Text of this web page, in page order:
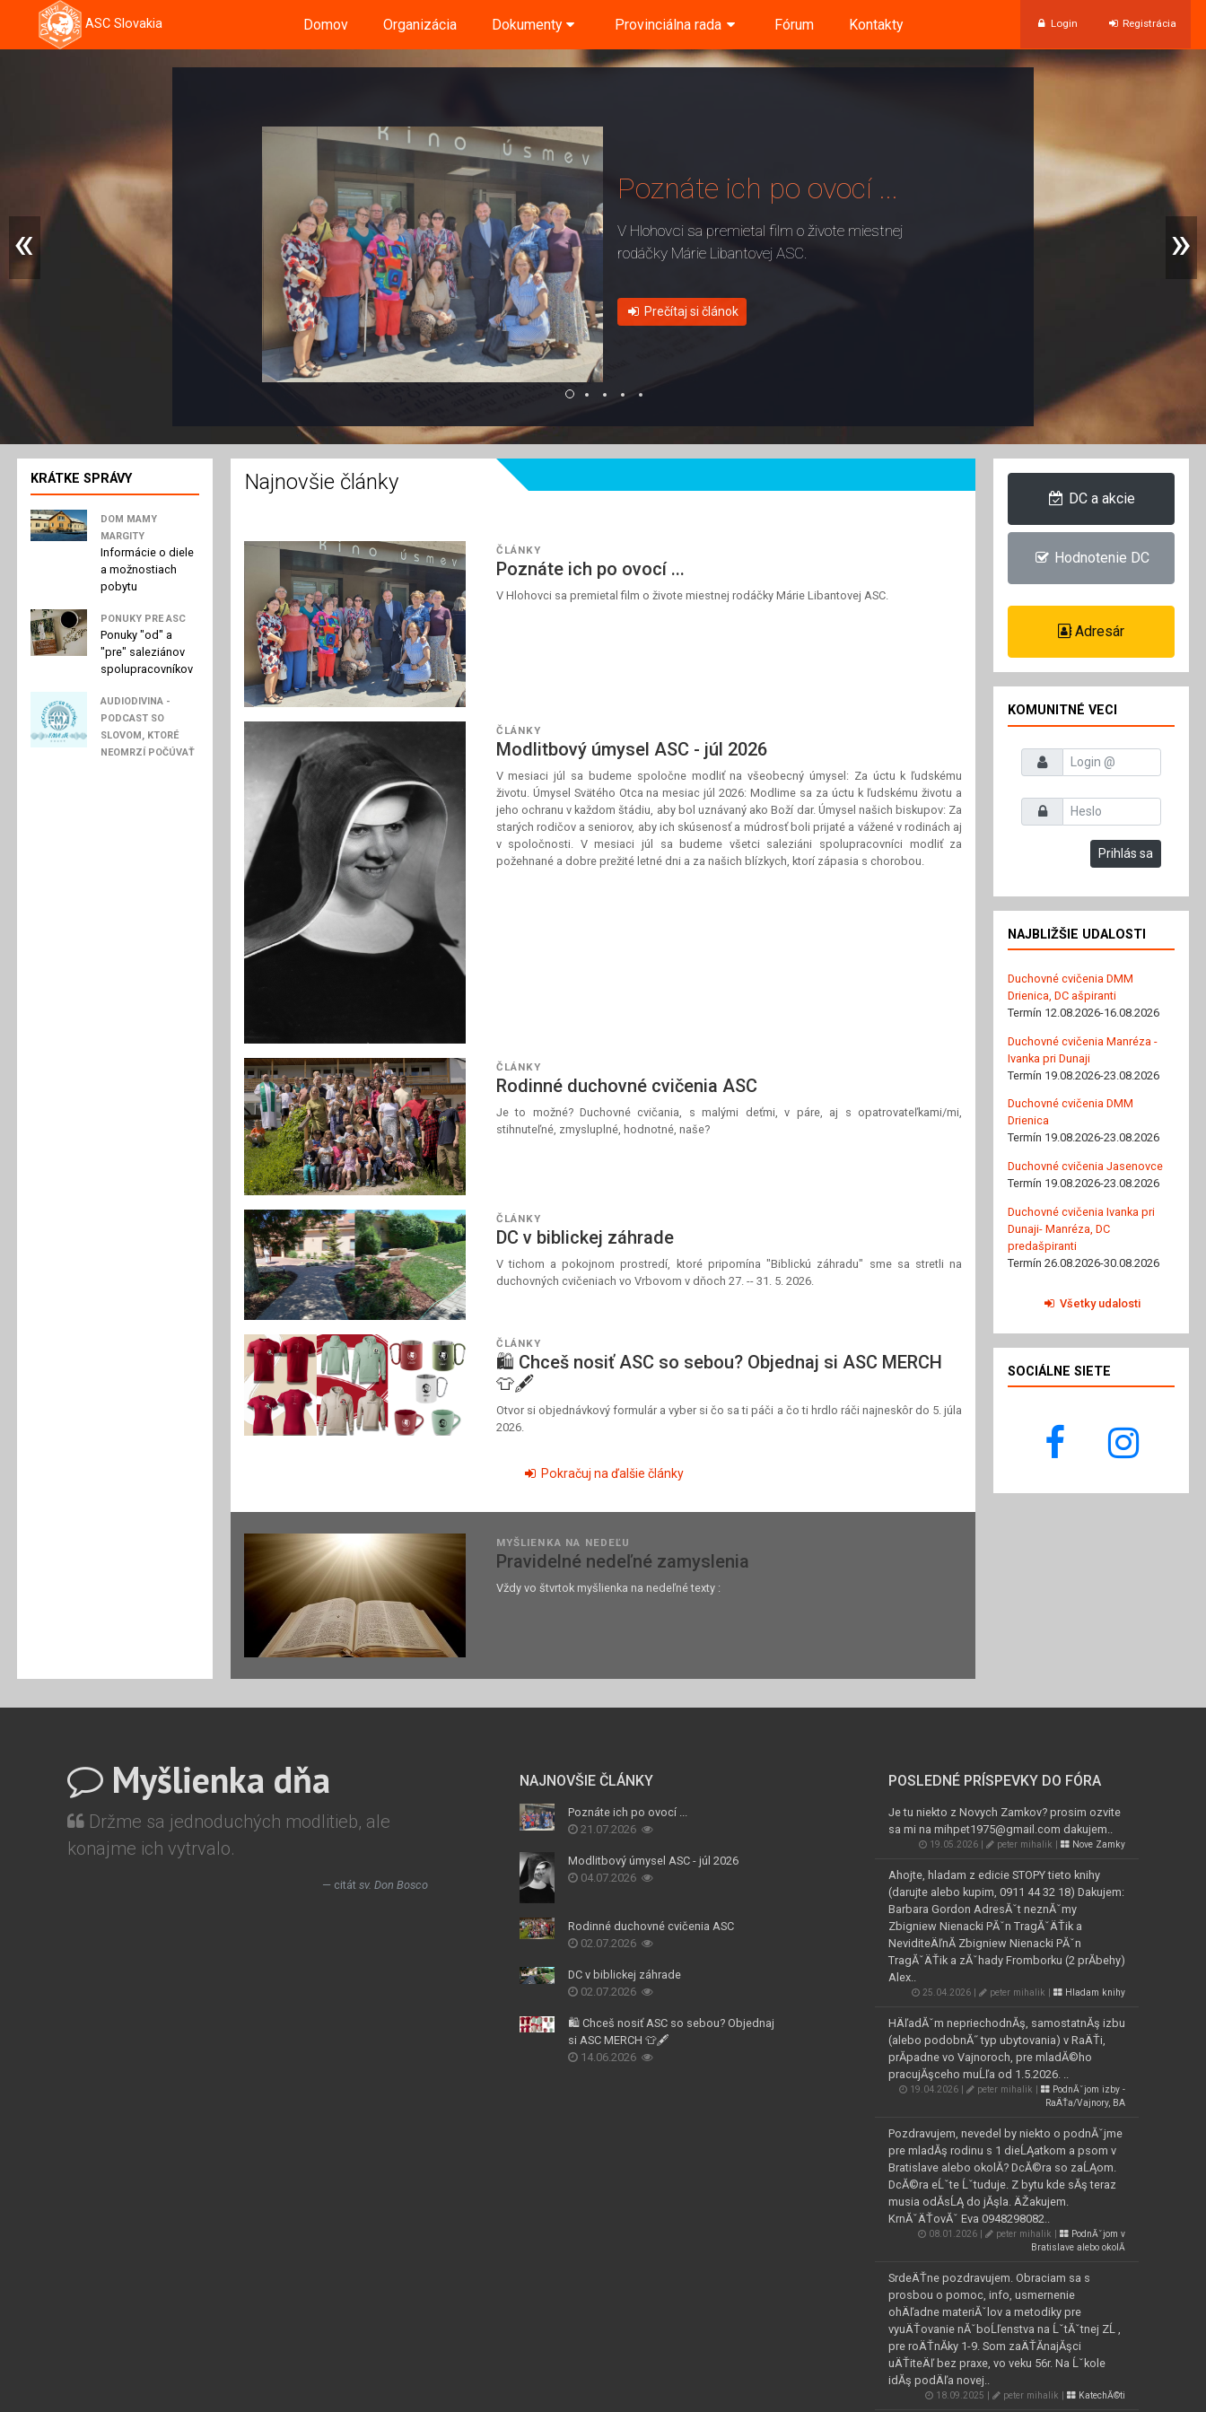
ASC Slovakia Domov Organizácia Dokumenty Provinciálna rada Fórum Kontakty Login Registrácia
Poznáte ich po ovocí ...
V Hlohovci sa premietal film o živote miestnej
rodáčky Márie Libantovej ASC.
Prečítaj si článok
« »
KRÁTKE SPRÁVY
DOM MAMY
MARGITY
Informácie o diele
a možnostiach
pobytu
PONUKY PRE ASC
Ponuky "od" a
"pre" saleziánov
spolupracovníkov
AUDIODIVINA -
PODCAST SO
SLOVOM, KTORÉ
NEOMRZÍ POČÚVAŤ
Najnovšie články
ČLÁNKY
Poznáte ich po ovocí ...
V Hlohovci sa premietal film o živote miestnej rodáčky Márie Libantovej ASC.
ČLÁNKY
Modlitbový úmysel ASC - júl 2026
V mesiaci júl sa budeme spoločne modliť na všeobecný úmysel: Za úctu k ľudskému
životu. Úmysel Svätého Otca na mesiac júl 2026: Modlime sa za úctu k ľudskému životu a
jeho ochranu v každom štádiu, aby bol uznávaný ako Boží dar. Úmysel našich biskupov: Za
starých rodičov a seniorov, aby ich skúsenosť a múdrosť boli prijaté a vážené v rodinách aj
v spoločnosti. V mesiaci júl sa budeme všetci saleziáni spolupracovníci modliť za
požehnané a dobre prežité letné dni a za našich blízkych, ktorí zápasia s chorobou.
ČLÁNKY
Rodinné duchovné cvičenia ASC
Je to možné? Duchovné cvičania, s malými deťmi, v páre, aj s opatrovateľkami/mi,
stihnuteľné, zmysluplné, hodnotné, naše?
ČLÁNKY
DC v biblickej záhrade
V tichom a pokojnom prostredí, ktoré pripomína "Biblickú záhradu" sme sa stretli na
duchovných cvičeniach vo Vrbovom v dňoch 27. -- 31. 5. 2026.
ČLÁNKY
🛍️ Chceš nosiť ASC so sebou? Objednaj si ASC MERCH
👕🖋️
Otvor si objednávkový formulár a vyber si čo sa ti páči a čo ti hrdlo ráči najneskôr do 5. júla
2026.
Pokračuj na ďalšie články
MYŠLIENKA NA NEDEĽU
Pravidelné nedeľné zamyslenia
Vždy vo štvrtok myšlienka na nedeľné texty :
DC a akcie
Hodnotenie DC
Adresár
KOMUNITNÉ VECI
Prihlasovacie meno
Heslo
Prihlás sa
NAJBLIŽŠIE UDALOSTI
Duchovné cvičenia DMM
Drienica, DC ašpiranti
Termín 12.08.2026-16.08.2026
Duchovné cvičenia Manréza -
Ivanka pri Dunaji
Termín 19.08.2026-23.08.2026
Duchovné cvičenia DMM
Drienica
Termín 19.08.2026-23.08.2026
Duchovné cvičenia Jasenovce
Termín 19.08.2026-23.08.2026
Duchovné cvičenia Ivanka pri
Dunaji- Manréza, DC
predašpiranti
Termín 26.08.2026-30.08.2026
Všetky udalosti
SOCIÁLNE SIETE
Myšlienka dňa
Držme sa jednoduchých modlitieb, ale
konajme ich vytrvalo.
citát sv. Don Bosco
NAJNOVŠIE ČLÁNKY
Poznáte ich po ovocí ...
21.07.2026
Modlitbový úmysel ASC - júl 2026
04.07.2026
Rodinné duchovné cvičenia ASC
02.07.2026
DC v biblickej záhrade
02.07.2026
🛍️ Chceš nosiť ASC so sebou? Objednaj
si ASC MERCH 👕🖋️
14.06.2026
POSLEDNÉ PRÍSPEVKY DO FÓRA
Je tu niekto z Novych Zamkov? prosim ozvite
sa mi na mihpet1975@gmail.com dakujem..
19.05.2026 | peter mihalik | Nove Zamky
Ahojte, hladam z edicie STOPY tieto knihy
(darujte alebo kupim, 0911 44 32 18) Dakujem:
Barbara Gordon AdresĂˇt neznĂˇmy
Zbigniew Nienacki PĂˇn TragĂˇÄŤik a
NeviditeÄľnĂ­ Zbigniew Nienacki PĂˇn
TragĂˇÄŤik a zĂˇhady Fromborku (2 prĂ­behy)
Alex..
25.04.2026 | peter mihalik | Hladam knihy
HÄľadĂˇm nepriechodnĂş, samostatnĂş izbu
(alebo podobnĂ˝ typ ubytovania) v RaÄŤi,
prĂ­padne vo Vajnoroch, pre mladĂ©ho
pracujĂşceho muĹľa od 1.5.2026. ..
19.04.2026 | peter mihalik |
PodnĂˇjom izby -
RaÄŤa/Vajnory, BA
Pozdravujem, nevedel by niekto o podnĂˇjme
pre mladĂş rodinu s 1 dieĹĄatkom a psom v
Bratislave alebo okolĂ­? DcĂ©ra so zaĹĄom.
DcĂ©ra eĹˇte Ĺˇtuduje. Z bytu kde sĂş teraz
musia odĂ­sĹĄ do jĂşla. ÄŽakujem.
KrnĂˇÄŤovĂˇ Eva 0948298082..
08.01.2026 | peter mihalik |
PodnĂˇjom v
Bratislave alebo okolĂ­
SrdeÄŤne pozdravujem. Obraciam sa s
prosbou o pomoc, info, usmernenie
ohÄľadne materiĂˇlov a metodiky pre
vyuÄŤovanie nĂˇboĹľenstva na ĹˇtĂˇtnej ZĹ ,
pre roÄŤnĂ­ky 1-9. Som zaÄŤĂ­najĂşci
uÄŤiteÄľ bez praxe, vo veku 56r. Na Ĺˇkole
idĂş podÄľa novej..
18.09.2025 | peter mihalik | KatechĂ©ti